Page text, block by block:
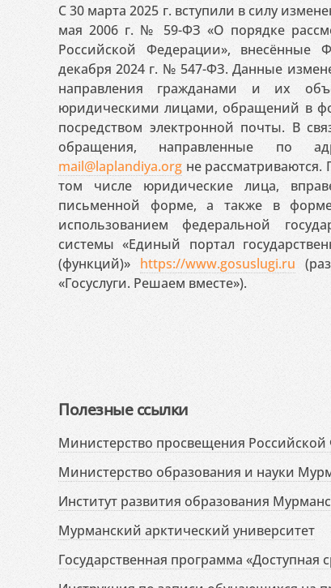
С 30 марта 2025 г. вступили в силу
мая 2006 г. № 59-ФЗ «О порядке
Российской Федерации», внесённые
декабря 2024 г. № 547-ФЗ. Данные
направления гражданами и их
юридическими лицами, обращений в
посредством электронной почты. В
обращения, направленные по
mail@laplandiya.org не
том числе юридические лица,
письменной форме, а также в форме
использованием федеральной
системы «Единый портал
(функций)» https://www.gosuslugi.ru
«Госуслуги. Решаем вместе»).
Полезные ссылки
Министерство просвещения
Министерство образования и науки
Институт развития образования
Мурманский арктический университет
Государственная программа «Доступная